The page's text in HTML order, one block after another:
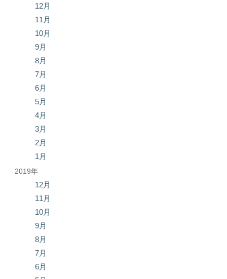
12月
11月
10月
9月
8月
7月
6月
5月
4月
3月
2月
1月
2019年
12月
11月
10月
9月
8月
7月
6月